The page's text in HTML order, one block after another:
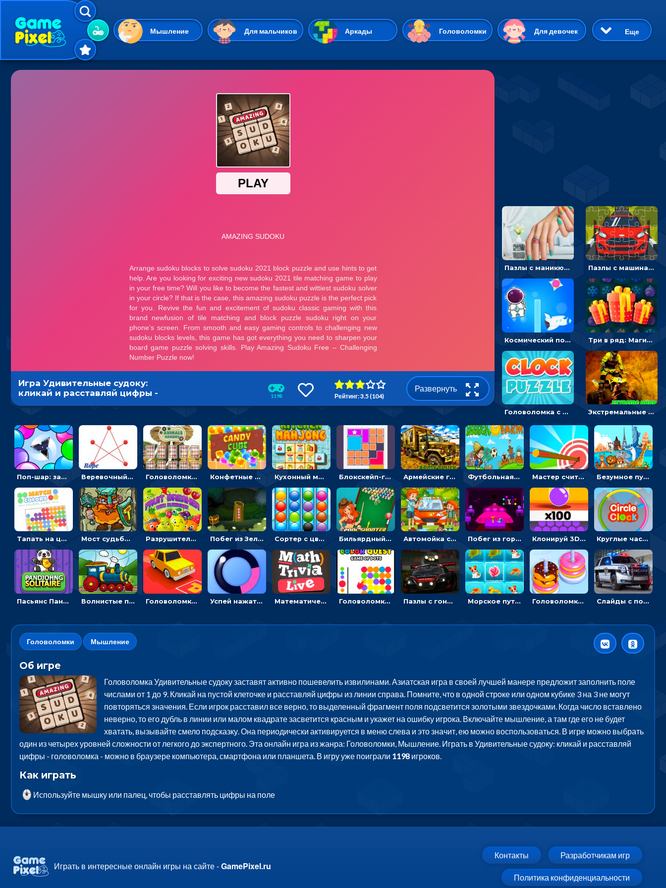
Мышление Для мальчиков Аркады Головоломки Для девочек
Гиперказуальные Казуальные Веселые 3D Приключения
Unity
Симуляторы
Пасьянс
Еще
Пазлы с маникюром: собери идеальный рисунок для ногтей Пазлы с машинами Форд: собирать картинки и открывать новые
Космический побег: двигать космонавта, чтобы попасть к кораблю Три в ряд: Магические рождественские драгоценности
Головоломка с часами для детей: читать время по циферблату Экстремальные пазлы с квадроциклами: собирать крутые тачки
Игра Удивительные судоку:
кликай и расставляй цифры -
головоломка
1198 Рейтинг: 3.5 (104)
Развернуть
Поп-шар: запускать колючку, чтобы лопать воздушные шарики Веревочный мастер: двигай узелки и развязывай их Головоломка с животными: переворачивать карточки, чтобы находить пару Конфетные кубики: двигать сладости в сторону, чтобы стрелять по целям Кухонный маджонг: соединять пары посуды и расчищать поле Блокскейп-головоломка: двигать блоки, чтобы достать элемент со звездой Армейские грузовики в пазлах: собери военную машину Футбольная ферма: бей по мячу, чтобы забивать в ворота и ловить звезды Мастер считать стрелы: увеличивать запас, чтобы поразить больше целей Безумное путешествие друзей по миру: собирать пазлы из фото с животными
Тапать на цветные точки, чтобы взрывать одинаковые - три в ряд Мост судьбы: прыгать по платформам и бить молотом орков Разрушитель фруктов: стрелять ягодами по ананасам Побег из Зеленого парка: решай ребусы, чтобы выбраться на свободу Сортер с цветными шариками: размещать в колбах по цвету Бильярдный пул: стрелять шариками, чтобы взрывать одинаковые Автомойка со скрытыми звездами: ищи на время Побег из горной деревни: решай головоломки, чтобы открыть ворота Клонируй 3D шарики и сливай их в воронку Круглые часы: ловить цветную стрелку в одинаковом участке циферблата
Пасьянс Панджонг: собирать карты по порядку, чтобы очистить поле Волнистые пазлы с транспортом: собирай картинку из частей Головоломка Парк-стоянка: рисовать линии, чтобы парковать машины Успей нажать: кликай, чтобы попасть в цветной сектор круга Математическая викторина мультиплеер: решать примеры на время Головоломка Цветной квест: тапай по цветным точкам и перекрашивай поле Пазлы с гоночными автомобилями: собери свой болид по частям Морское путешествие: двигай блоки, чтобы соединять одинаковые по три в ря Головоломка Сортер пончиков: двигать и соединять по цвету Слайды с полицейскими машинами: перемещать пазлы, чтобы собрать картинку
Головоломки Мышление
Об игре
Головоломка Удивительные судоку заставят активно пошевелить извилинами. Азиатская игра в своей лучшей манере предложит заполнить поле
числами от 1 до 9. Кликай на пустой клеточке и расставляй цифры из линии справа. Помните, что в одной строке или одном кубике 3 на 3 не могут
повторяться значения. Если игрок расставил все верно, то выделенный фрагмент поля подсветится золотыми звездочками. Когда число вставлено
неверно, то его дубль в линии или малом квадрате засветится красным и укажет на ошибку игрока. Включайте мышление, а там где его не будет
хватать, вызывайте смело подсказку. Она периодически активируется в меню слева и это значит, ею можно воспользоваться. В игре можно выбрать
один из четырех уровней сложности от легкого до экспертного. Эта онлайн игра из жанра: Головоломки, Мышление. Играть в Удивительные судоку: кликай и расставляй
цифры - головоломка - можно в браузере компьютера, смартфона или планшета. В игру уже поиграли 1198игроков.
Как играть
Используйте мышку или палец, чтобы расставлять цифры на поле
Играть в интересные онлайн игры на сайте -GamePixel.ru
Контакты Разработчикам игр
Политика конфиденциальности